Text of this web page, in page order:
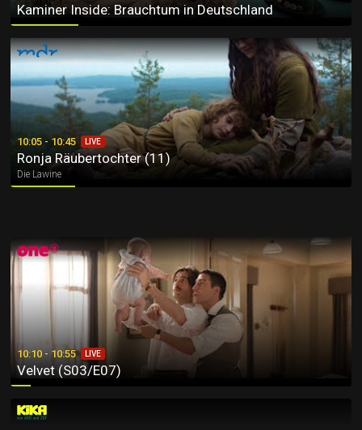
Kaminer Inside: Brauchtum in Deutschland
10:05 - 10:45 LIVE
Ronja Räubertochter (11)
Die Lawine
Ronja Räubertochter (11)
10:10 - 10:55 LIVE
Velvet (S03/E07)
Velvet (S03/E07)
Grisu - Der kleine Drache